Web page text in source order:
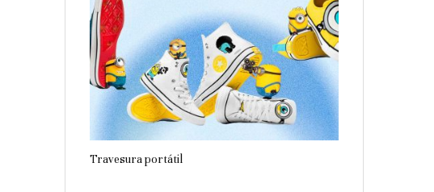
Travesura portátil